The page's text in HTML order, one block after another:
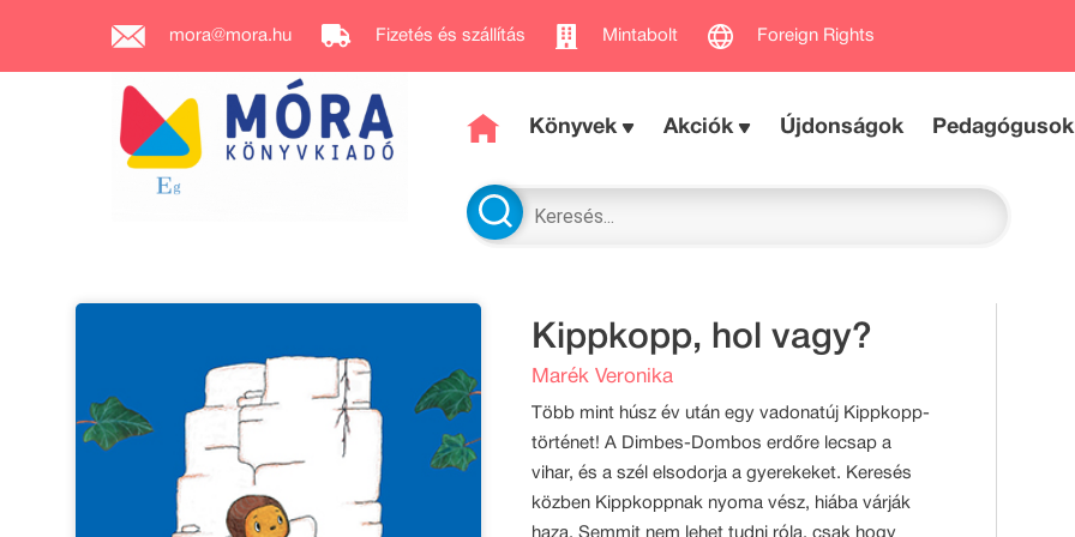
mora@mora.hu Fizetés és szállítás Mintabolt Foreign Rights
Könyvek Akciók Újdonságok
Kippkopp, hol vagy?
Marék Veronika
Több mint húsz év után egy vadonatúj Kippkopp-
történet! A Dimbes-Dombos erdőre lecsap a
vihar, és a szél elsodorja a gyerekeket. Keresés
közben Kippkoppnak nyoma vész, hiába várják
haza. Semmit nem lehet tudni róla, csak hogy